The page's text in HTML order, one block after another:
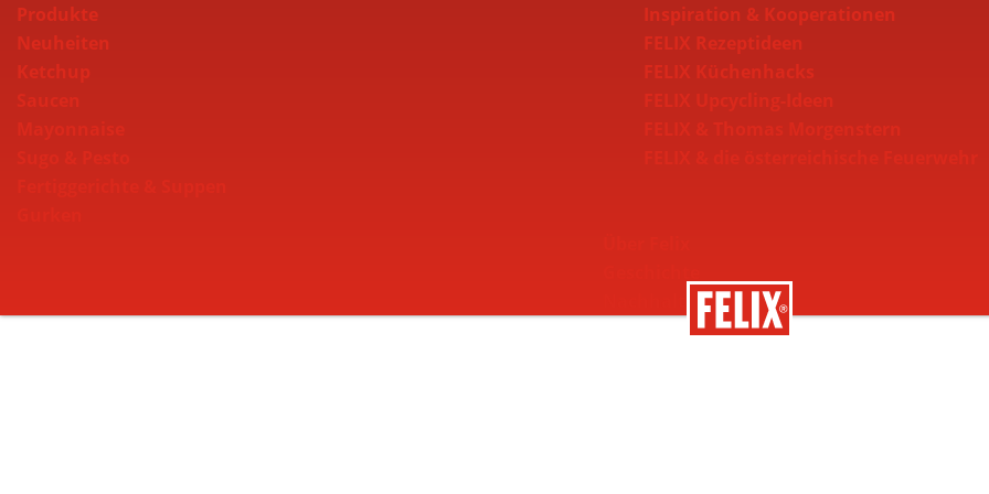
Produkte
Neuheiten
Ketchup
Saucen
Inspiration & Kooperationen
FELIX Rezeptideen
FELIX Küchenhacks
FELIX Upcycling-Ideen
Nachhaltigkeit